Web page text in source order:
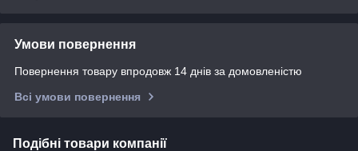
Умови повернення
Повернення товару впродовж 14 днів за домовленістю
Всі умови повернення
Подібні товари компанії